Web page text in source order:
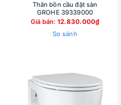
Thân bồn cầu đặt sàn
GROHE 39339000
Giá bán: 12.830.000₫
So sánh